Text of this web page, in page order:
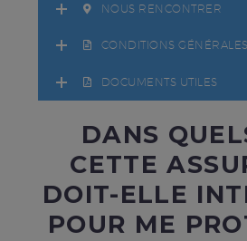
NOUS RENCONTRER
CONDITIONS GÉNÉRALES
DOCUMENTS UTILES
DANS
CETTE
DOIT-ELLE
POUR ME